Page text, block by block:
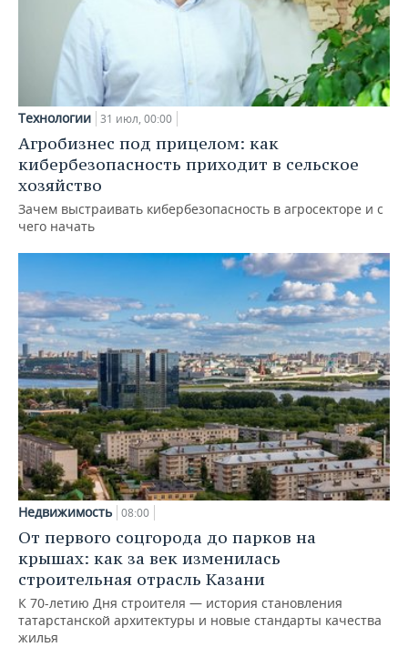
Технологии 31 июл, 00:00
Агробизнес под прицелом: как
кибербезопасность приходит в сельское
хозяйство
Зачем выстраивать кибербезопасность в агросекторе и с
чего начать
Недвижимость 08:00
От первого соцгорода до парков на
крышах: как за век изменилась
строительная отрасль Казани
К 70-летию Дня строителя — история становления
татарстанской архитектуры и новые стандарты качества
жилья